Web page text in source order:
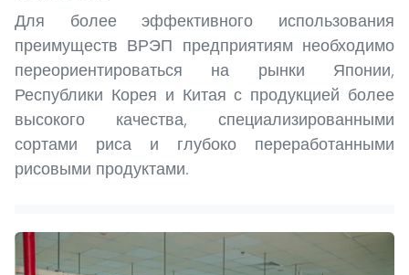
Для более эффективного использования
преимуществ ВРЭП предприятиям необходимо
переориентироваться на рынки Японии,
Республики Корея и Китая с продукцией более
высокого качества, специализированными
сортами риса и глубоко переработанными
рисовыми продуктами.